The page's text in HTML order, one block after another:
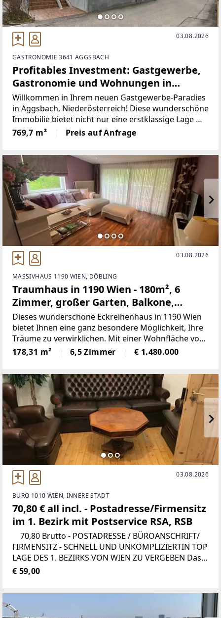
03.08.2026
GASTRONOMIE 3641 AGGSBACH
Profitables Investment: Gastgewerbe,
Gastronomie und Wohnungen in
Aggsbach - Niederösterreich
Willkommen in Ihrem neuen Gastgewerbe-Paradies
in Aggsbach, Niederösterreich! Diese wunderschöne
Immobilie bietet nicht nur eine erstklassige Lage mit
atemberaubendem Fernblick, sondern auch eine
perfekte Kombination aus Gastronomie und
769,7 m² Preis auf Anfrage
03.08.2026
MASSIVHAUS 1190 WIEN, DÖBLING
Traumhaus in 1190 Wien - 180m², 6
Zimmer, großer Garten, Balkone,
Terrasse, Stellplatz uvm.
Dieses wunderschöne Eckreihenhaus in 1190 Wien
bietet Ihnen eine ganz besondere Möglichkeit, Ihre
Träume zu verwirklichen. Mit einer Wohnfläche von
180m² ist das Haus perfekt für eine Familie
geeignet. Es verfügt über 6 Zimmer und ist in einem
178,31 m² 6,5 Zimmer € 1.480.000
03.08.2026
BÜRO 1010 WIEN, INNERE STADT
70,80 € all incl. - Postadresse/Firmensitz
im 1. Bezirk mit Postservice RSA, RSB
70,80 Brutto - POSTADRESSE / BÜROANSCHRIFT/
FIRMENSITZ - SCHNELL UND UNKOMPLIZIERTIN TOP
LAGE DES 1. BEZIRKS VON WIEN ZU VERGEBEN Das
Büro befindet sich am Salzgries, nur 5 Gehminuten
€ 59,00